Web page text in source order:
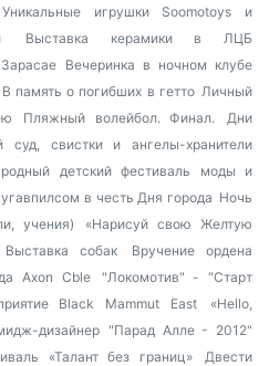
Уникальные игрушки Soomotoys и
Выставка керамики в ЛЦБ
Вечеринка в ночном клубе
В память о погибших в гетто Личный
Пляжный волейбол. Финал.
Дни
суд, свистки и ангелы-хранители
детский фестиваль моды и
в честь Дня города Ночь
учения)
«Нарисуй свою Желтую
Выставка собак
Вручение ордена
Axon Cble
"Локомотив" - "Старт
Black Mammut East
«Hello,
дизайнер
"Парад Алле - 2012"
«Талант без границ»
Двести